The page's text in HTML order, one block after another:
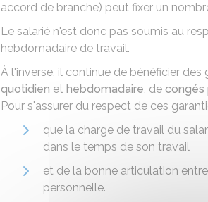
accord de branche) peut fixer un
Le salarié n'est donc pas soumis au
hebdomadaire de travail.
À l'inverse, il continue de bénéficier
quotidien et hebdomadaire, de congés
Pour s'assurer du respect de ces
que la charge de travail du
dans le temps de son travail
et de la bonne articulation
personnelle.